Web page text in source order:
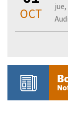
OCT